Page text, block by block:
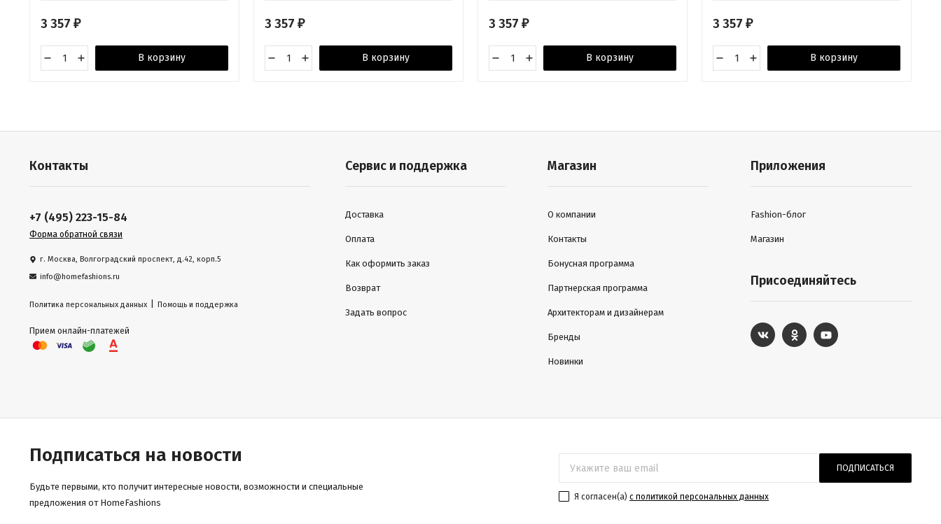
3 357 ₽
В корзину
3 357 ₽
В корзину
3 357 ₽
В корзину
3 357 ₽
В корзину
Контакты
+7 (495) 223-15-84
Форма обратной связи
г. Москва, Волгоградский проспект, д.42, корп.5
info@homefashions.ru
Политика персональных данных Помощь и поддержка
Прием онлайн-платежей
Сервис и поддержка
Доставка
Оплата
Как оформить заказ
Возврат
Задать вопрос
Магазин
О компании
Контакты
Бонусная программа
Партнерская программа
Архитекторам и дизайнерам
Бренды
Новинки
Приложения
Fashion-блог
Магазин
Присоединяйтесь
Подписаться на новости
Будьте первыми, кто получит интересные новости, возможности и специальные
предложения от HomeFashions
ПОДПИСАТЬСЯ
Я согласен(a) с политикой персональных данных